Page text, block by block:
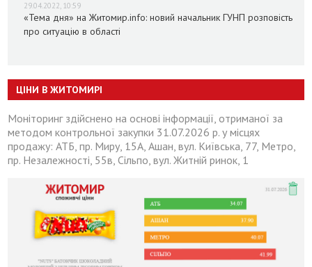
29.04.2022, 10:59
«Тема дня» на Житомир.info: новий начальник ГУНП розповість
про ситуацію в області
ЦІНИ В ЖИТОМИРІ
Моніторинг здійснено на основі інформації, отриманої за
методом контрольної закупки 31.07.2026 р. у місцях
продажу: АТБ, пр. Миру, 15А, Ашан, вул. Київська, 77, Метро,
пр. Незалежності, 55в, Сільпо, вул. Житній ринок, 1